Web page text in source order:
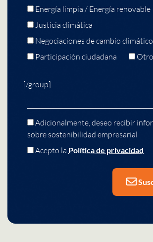
Energía limpia / Energía renovable
Justicia climática
Negociaciones de cambio
Participación ciudadana
[/group]
Adicionalmente, deseo recibir
sobre sostenibilidad empresarial
Acepto la Política de privacidad